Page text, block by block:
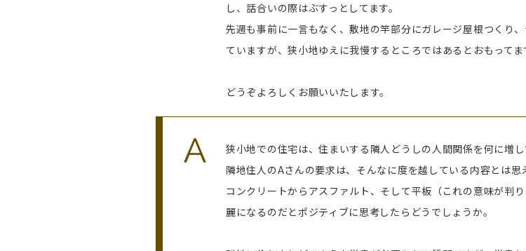
し、話合いの際はぶすっとしてます。
先週も事前に一言もなく、敷地の竿部分にガレージ屋根つくり
ていますが、狭小地ゆえに我慢するところではあるとおもってま
どうぞよろしくお願いいたします。
狭小地での住宅は、住まいする隣人どうしの人間関係を何に増し
隣地住人のAさんの要求は、そんなに度を越している内容とは思
コンクリートからアスファルト、そして平板（これの意味が判
麗になるのだとポジティブに思考したらどうでしょうか。